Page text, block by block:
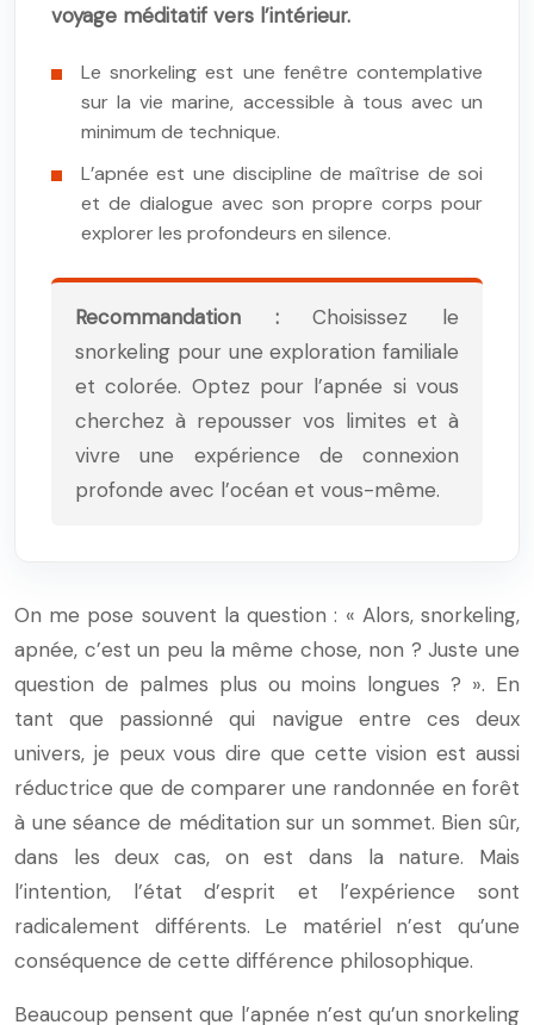
voyage méditatif vers l’intérieur.
Le snorkeling est une fenêtre contemplative
sur la vie marine, accessible à tous avec un
minimum de technique.
L’apnée est une discipline de maîtrise de soi
et de dialogue avec son propre corps pour
explorer les profondeurs en silence.
Recommandation :Choisissez le
snorkeling pour une exploration familiale
et colorée. Optez pour l’apnée si vous
cherchez à repousser vos limites et à
vivre une expérience de connexion
profonde avec l’océan et vous-même.
On me pose souvent la question : « Alors, snorkeling,
apnée, c’est un peu la même chose, non ? Juste une
question de palmes plus ou moins longues ? ». En
tant que passionné qui navigue entre ces deux
univers, je peux vous dire que cette vision est aussi
réductrice que de comparer une randonnée en forêt
à une séance de méditation sur un sommet. Bien sûr,
dans les deux cas, on est dans la nature. Mais
l’intention, l’état d’esprit et l’expérience sont
radicalement différents. Le matériel n’est qu’une
conséquence de cette différence philosophique.
Beaucoup pensent que l’apnée n’est qu’un snorkeling